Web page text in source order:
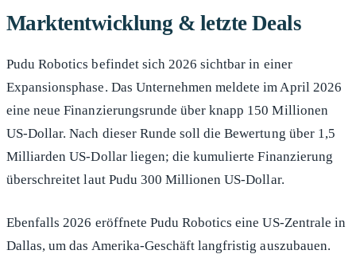
Marktentwicklung & letzte Deals
Pudu Robotics befindet sich 2026 sichtbar in einer
Expansionsphase. Das Unternehmen meldete im April 2026
eine neue Finanzierungsrunde über knapp 150 Millionen
US-Dollar. Nach dieser Runde soll die Bewertung über 1,5
Milliarden US-Dollar liegen; die kumulierte Finanzierung
überschreitet laut Pudu 300 Millionen US-Dollar.
Ebenfalls 2026 eröffnete Pudu Robotics eine US-Zentrale in
Dallas, um das Amerika-Geschäft langfristig auszubauen.